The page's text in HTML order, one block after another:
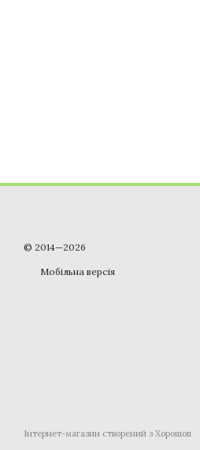
© 2014—2026
Мобільна версія
Інтернет-магазин створений з Хорошоп